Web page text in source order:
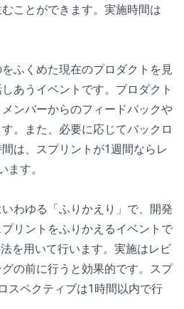
ことができます。実施時間は
ふくめた現在のプロダクトを見
あうイベントです。プロダクト
ンバーからのフィードバックや
。また、必要に応じてバックロ
は、スプリントが1週間ならレ
す。
わゆる「ふりかえり」で、開発
リントをふりかえるイベントで
を用いて行います。実施はレビ
の前に行うと効果的です。スプ
スペクティブは1時間以内で行